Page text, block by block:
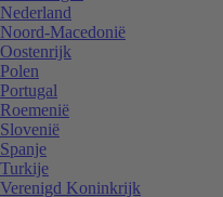
Nederland
Noord-Macedonië
Oostenrijk
Polen
Portugal
Roemenië
Slovenië
Spanje
Turkije
Verenigd Koninkrijk